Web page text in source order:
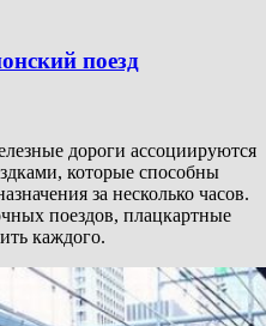
поезд
дороги ассоциируются
которые способны
за несколько часов.
поездов, плацкартные
каждого.